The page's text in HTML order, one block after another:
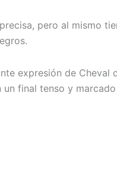
pero al mismo
expresión de
final tenso y